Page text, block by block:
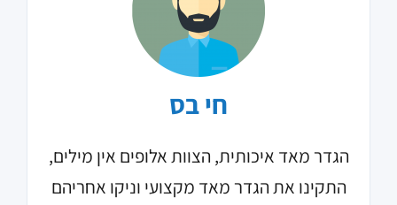
חי בס
הגדר מאד איכותית, הצוות אלופים אין מילים,
התקינו את הגדר מאד מקצועי וניקו אחריהם